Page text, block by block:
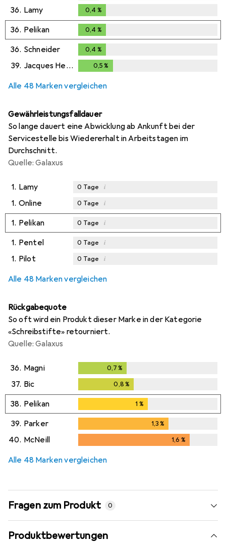
0,3%
36. Lamy 0,4 %
36. Pelikan 0,4 %
36. Schneider 0,4 %
39. Jacques Herbin 0,5 %
Alle 48 Marken vergleichen
Gewährleistungsfalldauer
So lange dauert eine Abwicklung ab Ankunft bei der
Servicestelle bis Wiedererhalt in Arbeitstagen im
Durchschnitt.
Quelle: Galaxus
1. Lamy 0 Tage i
1. Online 0 Tage i
1. Pelikan 0 Tage i
1. Pentel 0 Tage i
1. Pilot 0 Tage i
Alle 48 Marken vergleichen
Rückgabequote
So oft wird ein Produkt dieser Marke in der Kategorie
«Schreibstifte» retourniert.
Quelle: Galaxus
36. Magni 0,7 %
37. Bic 0,8 %
38. Pelikan 1 %
39. Parker 1,3%
40. McNeill 1,6 %
Alle 48 Marken vergleichen
Fragen zum Produkt 0
Produktbewertungen